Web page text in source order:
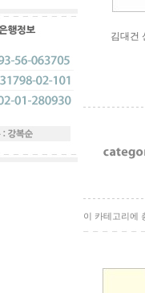
김대건
이 카테고리에